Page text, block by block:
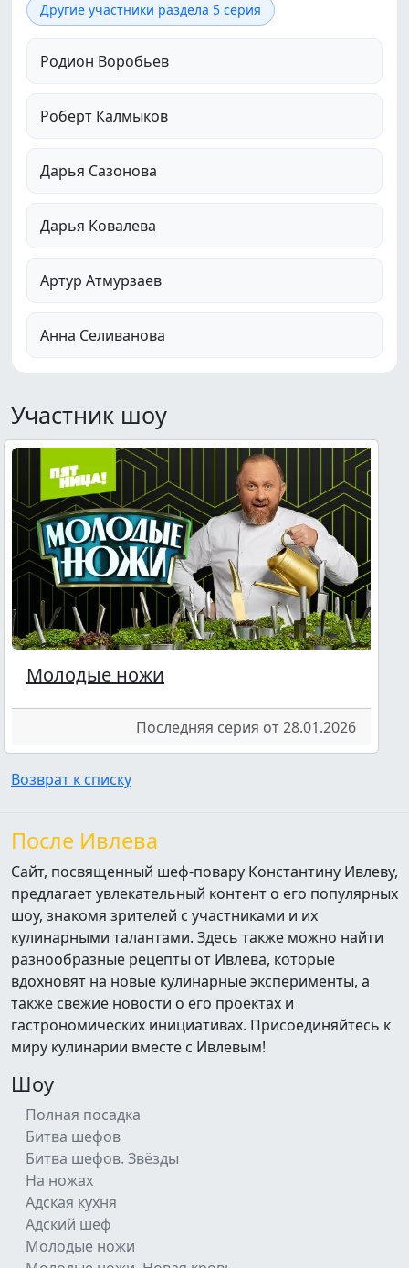
Другие участники раздела 5 серия
Родион Воробьев
Роберт Калмыков
Дарья Сазонова
Дарья Ковалева
Артур Атмурзаев
Анна Селиванова
Участник шоу
Молодые ножи
Последняя серия от 28.01.2026
Возврат к списку
После Ивлева
Сайт, посвященный шеф-повару Константину Ивлеву,
предлагает увлекательный контент о его популярных
шоу, знакомя зрителей с участниками и их
кулинарными талантами. Здесь также можно найти
разнообразные рецепты от Ивлева, которые
вдохновят на новые кулинарные эксперименты, а
также свежие новости о его проектах и
гастрономических инициативах. Присоединяйтесь к
миру кулинарии вместе с Ивлевым!
Шоу
Полная посадка
Битва шефов
Битва шефов. Звёзды
На ножах
Адская кухня
Адский шеф
Молодые ножи